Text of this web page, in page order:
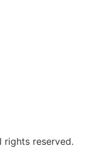
reserved.